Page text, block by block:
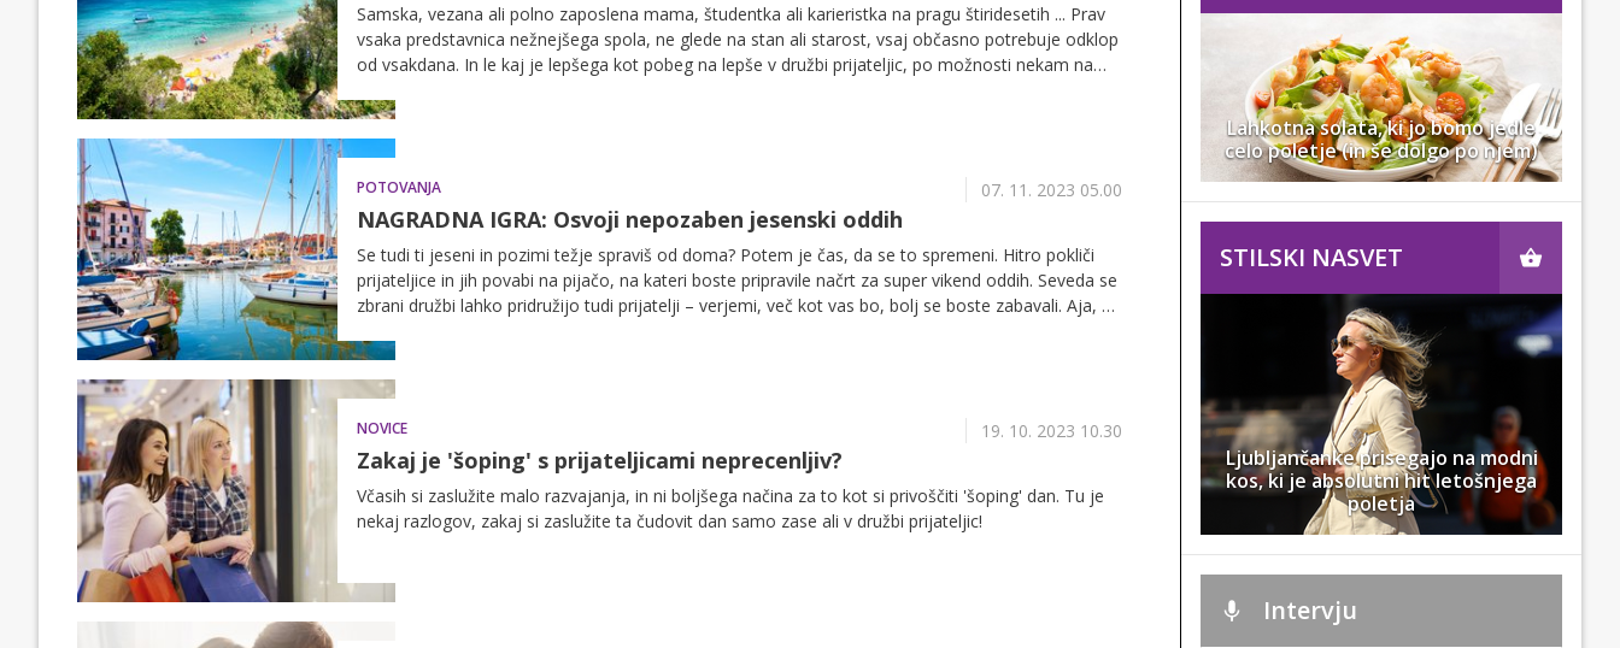
Samska, vezana ali polno zaposlena mama, študentka ali karieristka na pragu štiridesetih ... Prav
vsaka predstavnica nežnejšega spola, ne glede na stan ali starost, vsaj občasno potrebuje odklop
od vsakdana. In le kaj je lepšega kot pobeg na lepše v družbi prijateljic, po možnosti nekam na
idilična obmorska mesteca imajo prav poseben čar tudi v jesenskih in celo zimskih mesecih, zato
nikar ne odlašajte. Povabite prijateljice, spakirajte kufre, natočite gorivo, v avtu si zavrtite
najljubšo glasbo in se zapeljite novim dogodivščinam naproti!
POTOVANJA 07. 11. 2023 05.00
NAGRADNA IGRA: Osvoji nepozaben jesenski oddih
Se tudi ti jeseni in pozimi težje spraviš od doma? Potem je čas, da se to spremeni. Hitro pokliči
prijateljice in jih povabi na pijačo, na kateri boste pripravile načrt za super vikend oddih. Seveda se
zbrani družbi lahko pridružijo tudi prijatelji – verjemi, več kot vas bo, bolj se boste zabavali. Aja, pa
jesensko-zimski vikend oddih z družbo!
NOVICE 19. 10. 2023 10.30
Zakaj je 'šoping' s prijateljicami neprecenljiv?
Včasih si zaslužite malo razvajanja, in ni boljšega načina za to kot si privoščiti 'šoping' dan. Tu je
nekaj razlogov, zakaj si zaslužite ta čudovit dan samo zase ali v družbi prijateljic!
Lahkotna solata, ki jo bomo jedle
celo poletje (in še dolgo po njem)
STILSKI NASVET
Ljubljančanke prisegajo na modni
kos, ki je absolutni hit letošnjega
poletja
Intervju